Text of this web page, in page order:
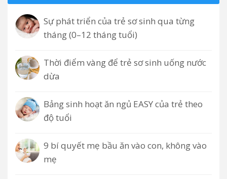
Sự phát triển của trẻ sơ sinh qua từng
tháng (0–12 tháng tuổi)
Thời điểm vàng để trẻ sơ sinh uống nước
dừa
Bảng sinh hoạt ăn ngủ EASY của trẻ theo
độ tuổi
9 bí quyết mẹ bầu ăn vào con, không vào
mẹ